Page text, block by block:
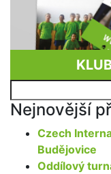
for:
Nejnovější
Czech
Budějovice
Oddílový